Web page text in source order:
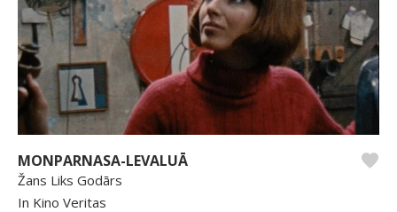
MONPARNASA-LEVALUĀ
Žans Liks Godārs
In Kino Veritas